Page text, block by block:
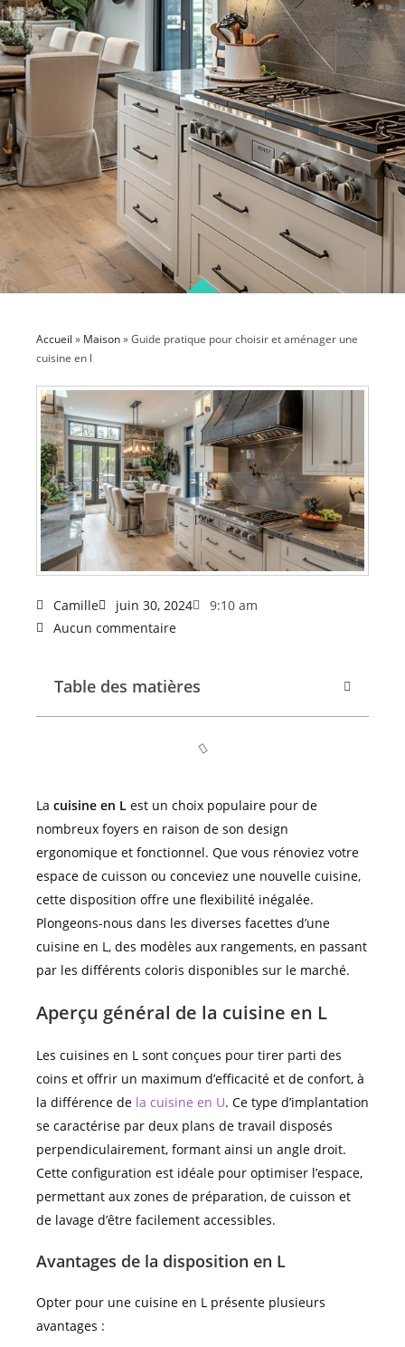
Accueil » Maison»Guide pratique pour choisir et aménager une
cuisine en l
Camille juin 30, 2024
9:10 am
Aucun commentaire
Table des matières
La cuisine en L est un choix populaire pour de
nombreux foyers en raison de son design
ergonomique et fonctionnel. Que vous rénoviez votre
espace de cuisson ou conceviez une nouvelle cuisine,
cette disposition offre une flexibilité inégalée.
Plongeons-nous dans les diverses facettes d’une
cuisine en L, des modèles aux rangements, en passant
par les différents coloris disponibles sur le marché.
Aperçu général de la cuisine en L
Les cuisines en L sont conçues pour tirer parti des
coins et offrir un maximum d’efficacité et de confort, à
la différence de la cuisine en U. Ce type d’implantation
se caractérise par deux plans de travail disposés
perpendiculairement, formant ainsi un angle droit.
Cette configuration est idéale pour optimiser l’espace,
permettant aux zones de préparation, de cuisson et
de lavage d’être facilement accessibles.
Avantages de la disposition en L
Opter pour une cuisine en L présente plusieurs
avantages :